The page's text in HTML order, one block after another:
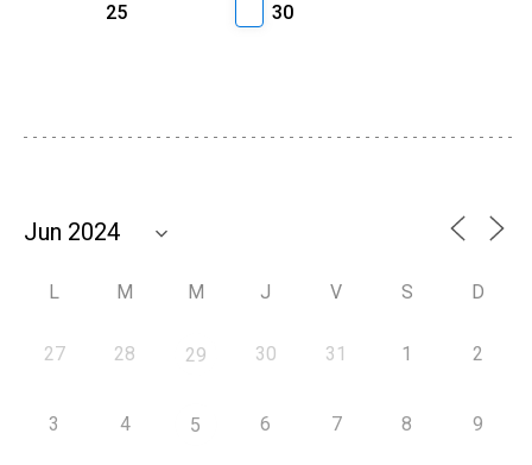
25
30
L M M J V S D
27 28 29 30 31 1 2
3 4 5 6 7 8 9